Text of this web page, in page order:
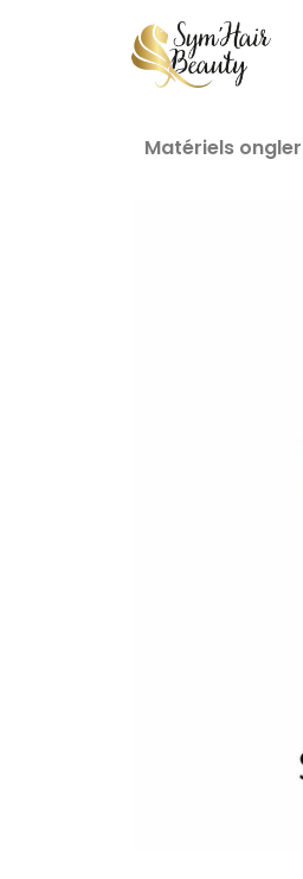
Matériels